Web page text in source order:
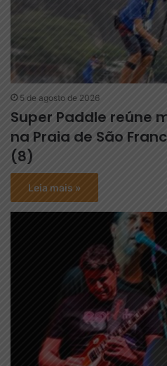
5 de agosto de 2026
Super Paddle reúne
na Praia de São
(8)
Leia mais »